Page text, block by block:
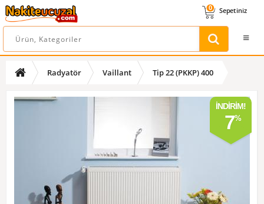
0 Sepetiniz
Radyatör Vaillant Tip 22 (PKKP) 400
İNDIRIM!
7